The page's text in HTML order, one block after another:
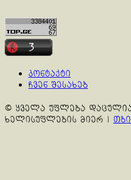
კონტაქტი
ჩვენ შესახებ
© ყველა უფლება
ხელისუფლების მიერ |